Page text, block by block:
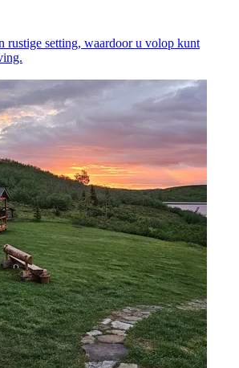
rustige setting, waardoor u volop kunt